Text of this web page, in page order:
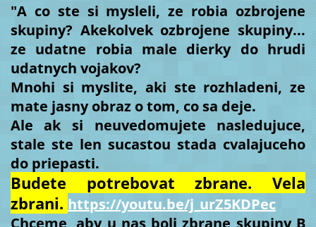
"A co ste si mysleli, ze robia ozbrojene
skupiny? Akekolvek ozbrojene skupiny...
ze udatne robia male dierky do hrudi
udatnych vojakov?
Mnohi si myslite, aki ste rozhladeni, ze
mate jasny obraz o tom, co sa deje.
Ale ak si neuvedomujete nasledujuce,
stale ste len sucastou stada cvalajuceho
do priepasti.
Budete potrebovat zbrane. Vela
zbrani. https://youtu.be/j_urZ5KDPec
Chceme, aby u nas boli zbrane skupiny B